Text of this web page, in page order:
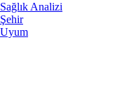
Analizi